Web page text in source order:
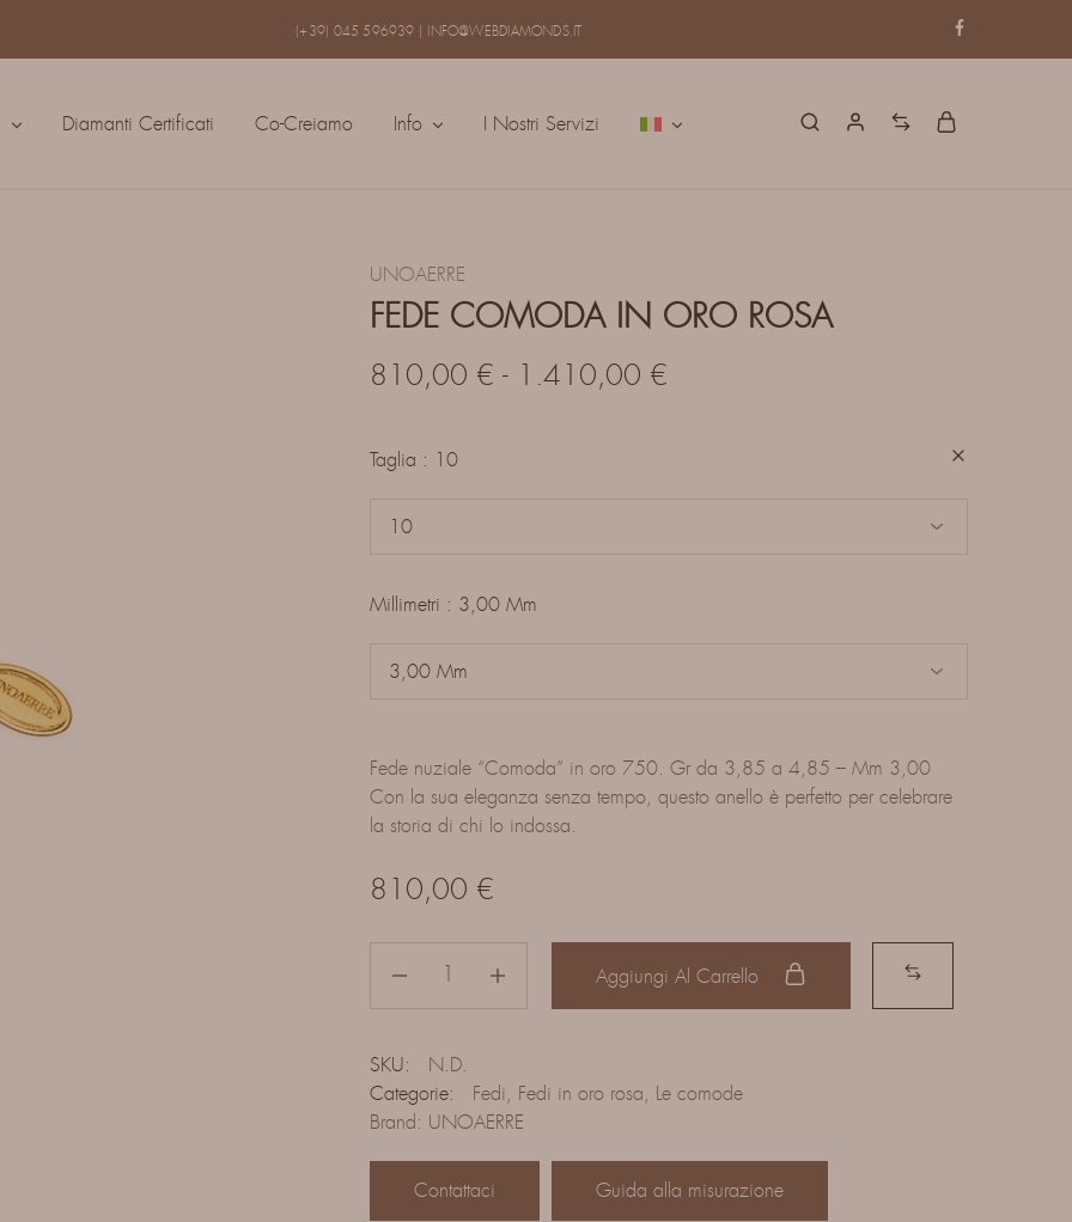
(+39) 045 596939 INFO@WEBDIAMONDS.IT
Diamanti Certificati Co-Creiamo Info I Nostri Servizi
UNOAERRE
FEDE COMODA IN ORO ROSA
810,00 € - 1.410,00 €
Taglia 10
Millimetri 3,00 Mm
Fede nuziale “Comoda” in oro 750. Gr da 3,85 a 4,85 – Mm 3,00
Con la sua eleganza senza tempo, questo anello è perfetto per celebrare
la storia di chi lo indossa.
810,00 €
Aggiungi Al Carrello
SKU:
N.D.
Categorie:
Fedi, Fedi in oro rosa, Le comode
Brand: UNOAERRE
Contattaci Guida alla misurazione